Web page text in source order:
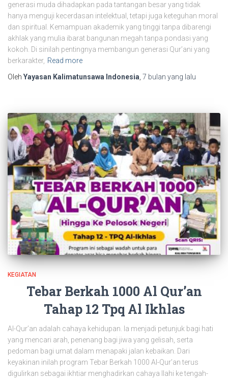
generasi muda dihadapkan pada tantangan besar yang tidak
hanya menguji kecerdasan intelektual, tetapi juga keteguhan moral
dan spiritual. Kemampuan akademik yang tinggi tanpa dibarengi
akhlak yang mulia ibarat bangunan megah tanpa pondasi yang
kokoh. Di sinilah pentingnya membangun generasi Qur’ani yang
berkarakter, Read more
Oleh Yayasan Kalimatunsawa Indonesia, 7 bulan yang lalu
KEGIATAN
Tebar Berkah 1000 Al Qur’an
Tahap 12 Tpq Al Ikhlas
Al-Qur’an adalah cahaya kehidupan. Ia menjadi petunjuk bagi hati
yang mencari arah, penenang bagi jiwa yang gelisah, serta
pedoman bagi umat dalam menapaki jalan kebaikan. Dari
keyakinan inilah program Tebar Berkah 1000 Al-Qur’an terus
digulirkan sebagai ikhtiar menghadirkan cahaya Ilahi ke tengah-